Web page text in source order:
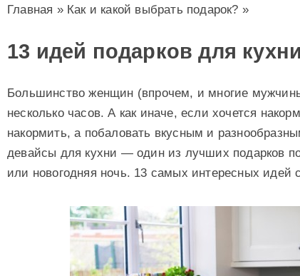
Главная » Как и какой выбрать подарок? »
13 идей подарков для кухни
Большинство женщин (впрочем, и многие
несколько часов. А как иначе, если хочется
накормить, а побаловать вкусным и
девайсы для кухни — один из лучших подарков
или новогодняя ночь. 13 самых интересных идей